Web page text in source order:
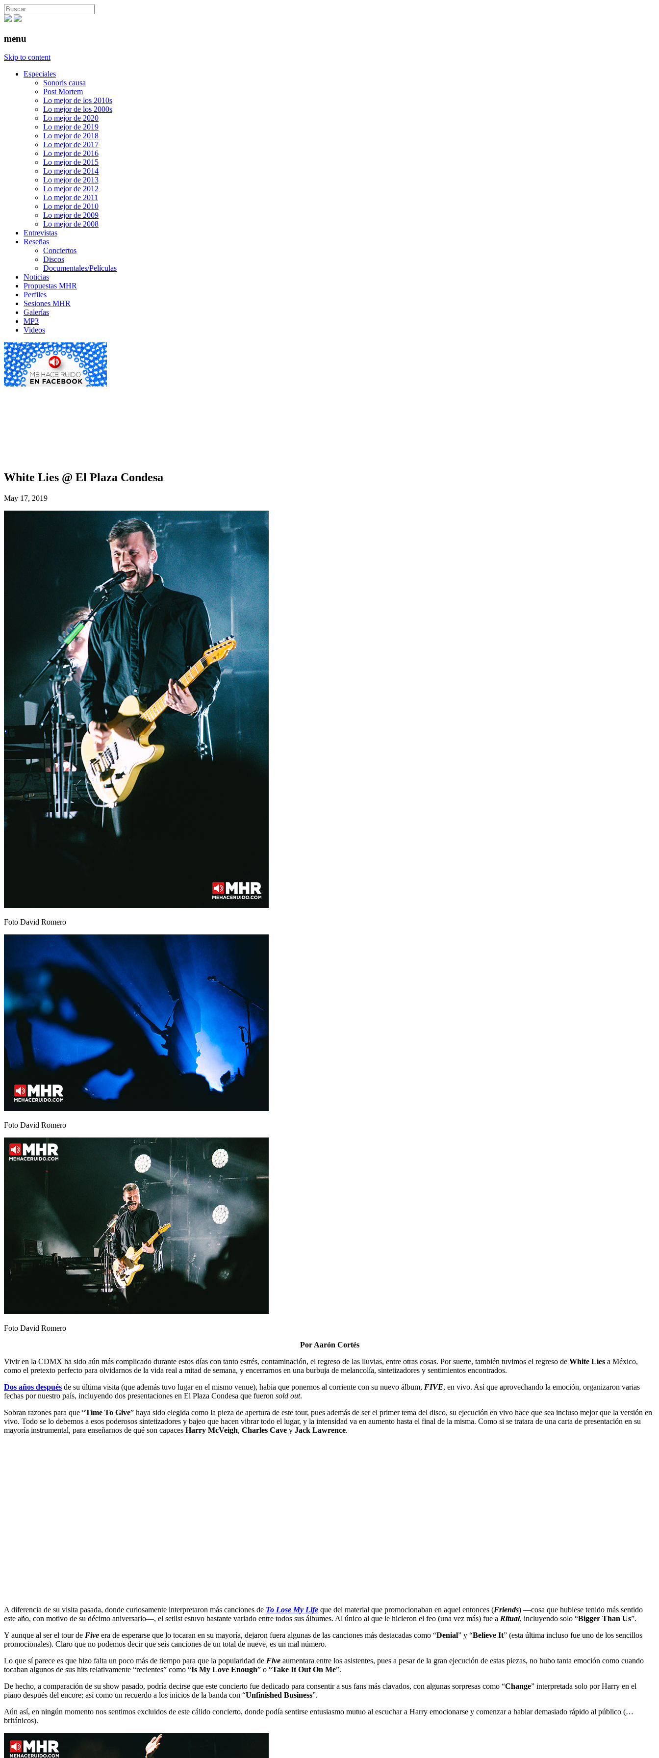
menu
Skip to content
Especiales
Sonoris causa
Post Mortem
Lo mejor de los 2010s
Lo mejor de los 2000s
Lo mejor de 2020
Lo mejor de 2019
Lo mejor de 2018
Lo mejor de 2017
Lo mejor de 2016
Lo mejor de 2015
Lo mejor de 2014
Lo mejor de 2013
Lo mejor de 2012
Lo mejor de 2011
Lo mejor de 2010
Lo mejor de 2009
Lo mejor de 2008
Entrevistas
Reseñas
Conciertos
Discos
Documentales/Películas
Noticias
Propuestas MHR
Perfiles
Sesiones MHR
Galerías
MP3
Videos
White Lies @ El Plaza Condesa
May 17, 2019
Foto David Romero
Foto David Romero
Foto David Romero
Por Aarón Cortés
Vivir en la CDMX ha sido aún más complicado durante estos días con tanto estrés, contaminación, el regreso de las lluvias, entre otras cosas. Por suerte, también tuvimos el regreso de White Lies a México,
como el pretexto perfecto para olvidarnos de la vida real a mitad de semana, y encerrarnos en una burbuja de melancolía, sintetizadores y sentimientos encontrados.
Dos años después de su última visita (que además tuvo lugar en el mismo venue), había que ponernos al corriente con su nuevo álbum, FIVE, en vivo. Así que aprovechando la emoción, organizaron varias
fechas por nuestro país, incluyendo dos presentaciones en El Plaza Condesa que fueron sold out.
Sobran razones para que “Time To Give” haya sido elegida como la pieza de apertura de este tour, pues además de ser el primer tema del disco, su ejecución en vivo hace que sea incluso mejor que la versión en
vivo. Todo se lo debemos a esos poderosos sintetizadores y bajeo que hacen vibrar todo el lugar, y la intensidad va en aumento hasta el final de la misma. Como si se tratara de una carta de presentación en su
mayoría instrumental, para enseñarnos de qué son capaces Harry McVeigh, Charles Cave y Jack Lawrence.
A diferencia de su visita pasada, donde curiosamente interpretaron más canciones de To Lose My Life que del material que promocionaban en aquel entonces (Friends) —cosa que hubiese tenido más sentido
este año, con motivo de su décimo aniversario—, el setlist estuvo bastante variado entre todos sus álbumes. Al único al que le hicieron el feo (una vez más) fue a Ritual, incluyendo solo “Bigger Than Us”.
Y aunque al ser el tour de Five era de esperarse que lo tocaran en su mayoría, dejaron fuera algunas de las canciones más destacadas como “Denial” y “Believe It” (esta última incluso fue uno de los sencillos
promocionales). Claro que no podemos decir que seis canciones de un total de nueve, es un mal número.
Lo que sí parece es que hizo falta un poco más de tiempo para que la popularidad de Five aumentara entre los asistentes, pues a pesar de la gran ejecución de estas piezas, no hubo tanta emoción como cuando
tocaban algunos de sus hits relativamente “recientes” como “Is My Love Enough” o “Take It Out On Me”.
De hecho, a comparación de su show pasado, podría decirse que este concierto fue dedicado para consentir a sus fans más clavados, con algunas sorpresas como “Change” interpretada solo por Harry en el
piano después del encore; así como un recuerdo a los inicios de la banda con “Unfinished Business”.
Aún así, en ningún momento nos sentimos excluidos de este cálido concierto, donde podía sentirse entusiasmo mutuo al escuchar a Harry emocionarse y comenzar a hablar demasiado rápido al público (…
británicos).